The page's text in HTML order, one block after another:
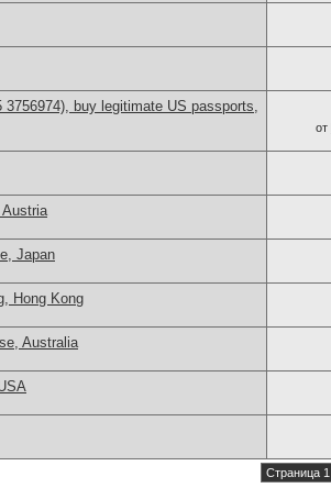
buy legitimate US passports,
от
Austria
Japan
Hong Kong
Australia
Страница